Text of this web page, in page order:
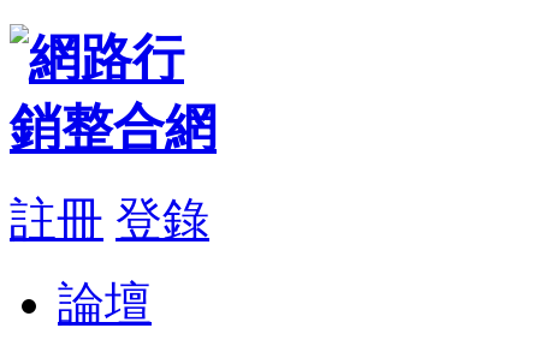
註冊 登錄
論壇